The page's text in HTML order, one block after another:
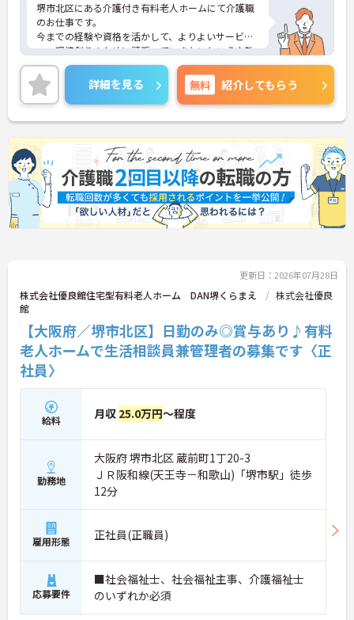
堺市北区にある介護付き有料老人ホームにて介護職
のお仕事です。
今までの経験や資格を活かして、よりよいサービ
ス・環境創りのために頑張っていきたいという方歓
迎！
やりがいのあるお仕事であることはもちろん、働き
やすい環境や休暇が充実していますので、仕事もプ
ライベートも充実できる職場です♪
ご興味がある方は是非一度マイナビまでお問い合わ
せください。さらに詳細などお伝えします！
詳細を見る 無料 紹介してもらう
更新日：2026年07月28日
株式会社優良館住宅型有料老人ホーム DAN堺くらまえ
株式会社優良
館
【大阪府／堺市北区】日勤のみ◎賞与あり♪有料
老人ホームで生活相談員兼管理者の募集です〈正
社員〉
給料 月収 25.0万円～程度
勤務地
大阪府 堺市北区 蔵前町1丁20-3
ＪＲ阪和線(天王寺－和歌山)「堺市駅」徒歩
12分
雇用形態 正社員(正職員)
応募要件
■社会福祉士、社会福祉主事、介護福祉士
のいずれか必須